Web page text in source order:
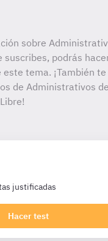
sobre
suscribes, podrás
este tema. ¡También
de Administrativos
justificadas
Hacer test